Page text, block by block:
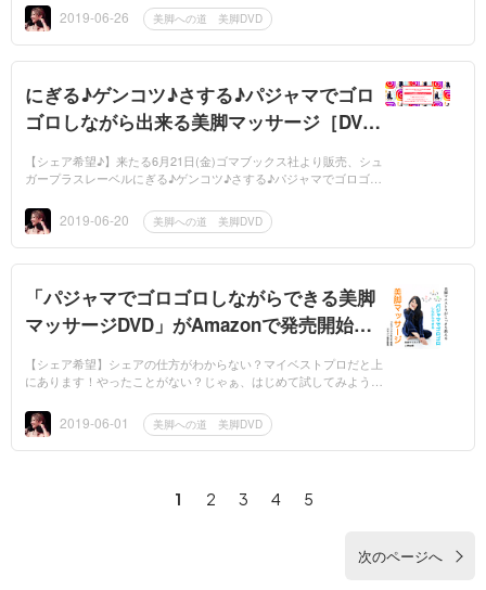
【シェ...2019-06-26 美脚への道 美脚DVD
にぎる♪ゲンコツ♪さする♪パジャマでゴロ
ゴロしながら出来る美脚マッサージ［DV
【シェア希望♪】来たる6月21日(金)ゴマブックス社より販売、シュ
ガープラスレーベルにぎる♪ゲンコツ♪さする♪パジャマでゴロゴロ
い6月30日までの限...
2019-06-20 美脚への道 美脚DVD
「パジャマでゴロゴロしながらできる美脚
マッサージDVD」がAmazonで発売開始し
【シェア希望】シェアの仕方がわからない？マイベストプロだと上
にあります！やったことがない？じゃぁ、はじめて試してみようよ
できる美脚マッ...
2019-06-01 美脚への道 美脚DVD
1 2 3 4 5
次のページへ